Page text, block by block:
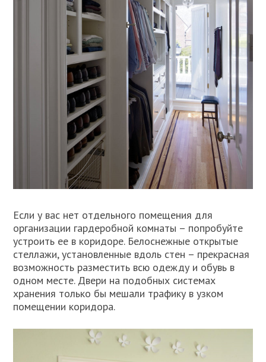
Если у вас нет отдельного помещения для
организации гардеробной комнаты – попробуйте
устроить ее в коридоре. Белоснежные открытые
стеллажи, установленные вдоль стен – прекрасная
возможность разместить всю одежду и обувь в
одном месте. Двери на подобных системах
хранения только бы мешали трафику в узком
помещении коридора.